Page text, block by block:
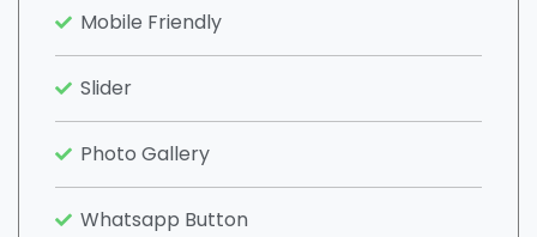
Mobile Friendly
Slider
Photo Gallery
Whatsapp Button